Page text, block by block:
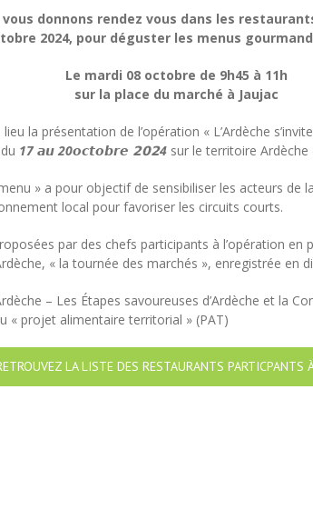
donnons rendez vous dans les
2024, pour déguster les menus
Le mardi 08 octobre de 9h45 à 11h
sur la place du marché à Jaujac
lieu la présentation de l’opération « L’Ardèche
17 𝙖𝙪 20𝙤𝙘𝙩𝙤𝙗𝙧𝙚 𝟮𝟬𝟮4sur le territoire Ardèche
menu » a pour objectif de sensibiliser les acteurs
local pour favoriser les circuits courts.
par des chefs participants à l’opération en
« la tournée des marchés », enregistrée en
– Les Étapes savoureuses d’Ardèche et la
« projet alimentaire territorial » (PAT)
LA LISTE DES RESTAURANTS PARTICPANTS